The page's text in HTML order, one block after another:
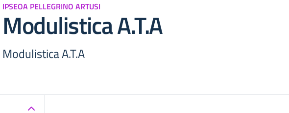
IPSEOA PELLEGRINO ARTUSI
Modulistica A.T.A
Modulistica A.T.A